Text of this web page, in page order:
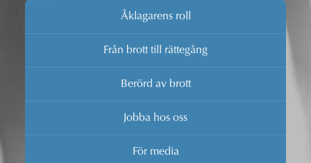
Åklagarens roll
Från brott till rättegång
Berörd av brott
Jobba hos oss
För media